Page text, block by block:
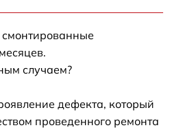
смонтированные
случаем?
дефекта, который
проведенного ремонта